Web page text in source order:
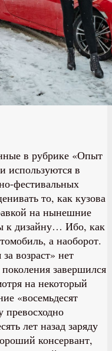
в рубрике «Опыт
используются в
фестивальных
то, как кузова
на нынешние
к дизайну… Ибо, как
а наоборот.
возраст» нет
завершился
на некоторый
«восемьдесят
превосходно
лет назад заряду
консервант,